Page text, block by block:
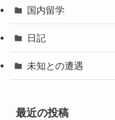
国内留学
日記
未知との遭遇
最近の投稿